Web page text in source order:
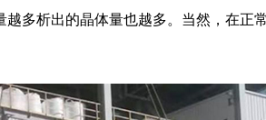
多析出的晶体量也越多。当然，在正